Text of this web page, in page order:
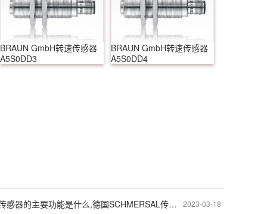
BRAUN GmbH转速传感器
A5S0DD3
BRAUN GmbH转速传感器
A5S0DD4
2023-03-18
SCHMERSAL传感器的主要功能是什么,德国SCHMERSAL传感器的作用